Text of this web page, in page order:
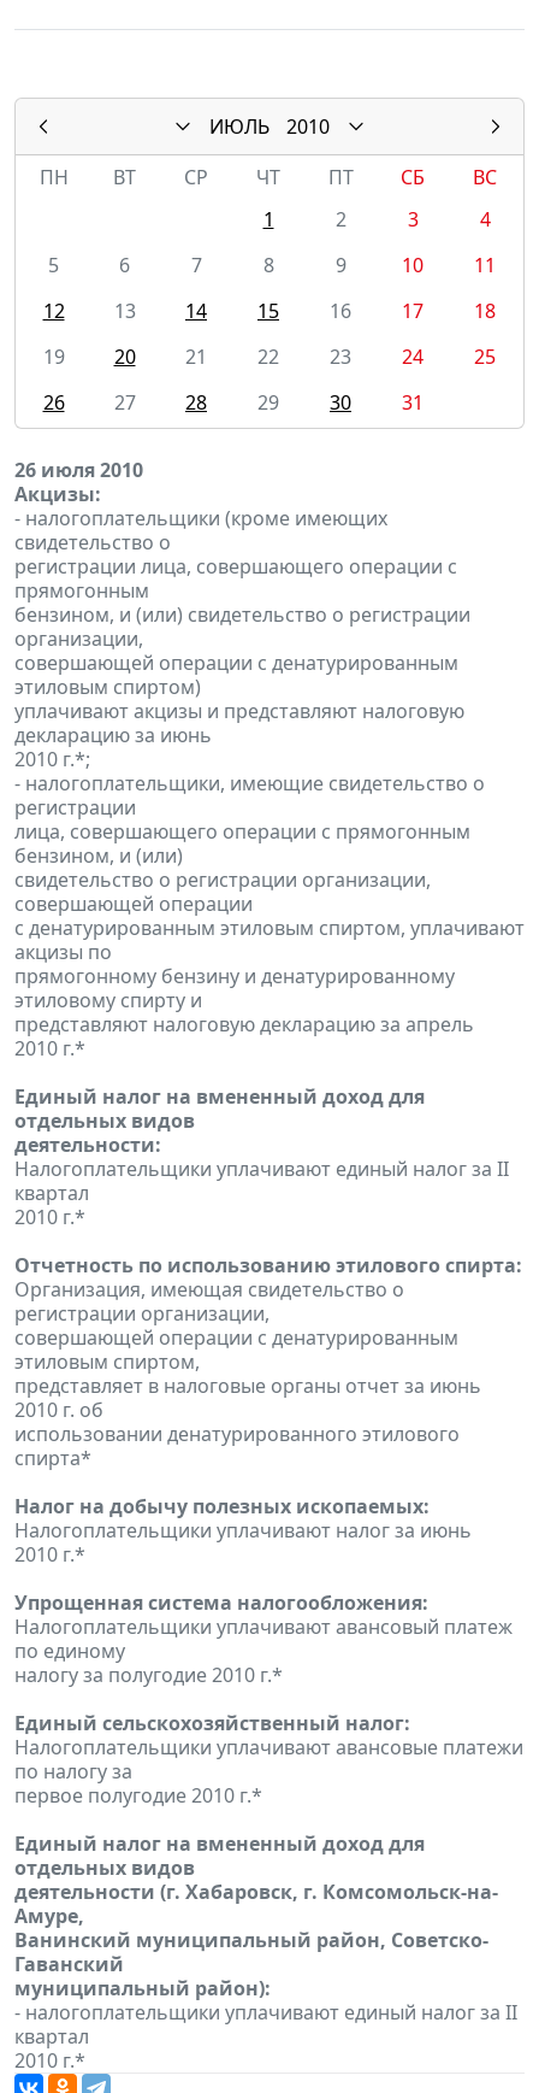
ИЮЛЬ
2010
ПН
ВТ СР ЧТ ПТ СБ
ВС
1
2 3
4
5
6 7 8 9 10
11
12
13 14 15 16 17
18
19
20 21 22 23 24
25
26
27 28 29 30 31
26 июля 2010
Акцизы:
- налогоплательщики (кроме имеющих
свидетельство о
регистрации лица, совершающего операции с
прямогонным
бензином, и (или) свидетельство о регистрации
организации,
совершающей операции с денатурированным
этиловым спиртом)
уплачивают акцизы и представляют налоговую
декларацию за июнь
2010 г.*;
- налогоплательщики, имеющие свидетельство о
регистрации
лица, совершающего операции с прямогонным
бензином, и (или)
свидетельство о регистрации организации,
совершающей операции
с денатурированным этиловым спиртом, уплачивают
акцизы по
прямогонному бензину и денатурированному
этиловому спирту и
представляют налоговую декларацию за апрель
2010 г.*
Единый налог на вмененный доход для
отдельных видов
деятельности:
Налогоплательщики уплачивают единый налог за II
квартал
2010 г.*
Отчетность по использованию этилового спирта:
Организация, имеющая свидетельство о
регистрации организации,
совершающей операции с денатурированным
этиловым спиртом,
представляет в налоговые органы отчет за июнь
2010 г. об
использовании денатурированного этилового
спирта*
Налог на добычу полезных ископаемых:
Налогоплательщики уплачивают налог за июнь
2010 г.*
Упрощенная система налогообложения:
Налогоплательщики уплачивают авансовый платеж
по единому
налогу за полугодие 2010 г.*
Единый сельскохозяйственный налог:
Налогоплательщики уплачивают авансовые платежи
по налогу за
первое полугодие 2010 г.*
Единый налог на вмененный доход для
отдельных видов
деятельности (г. Хабаровск, г. Комсомольск-на-
Амуре,
Ванинский муниципальный район, Советско-
Гаванский
муниципальный район):
- налогоплательщики уплачивают единый налог за II
квартал
2010 г.*